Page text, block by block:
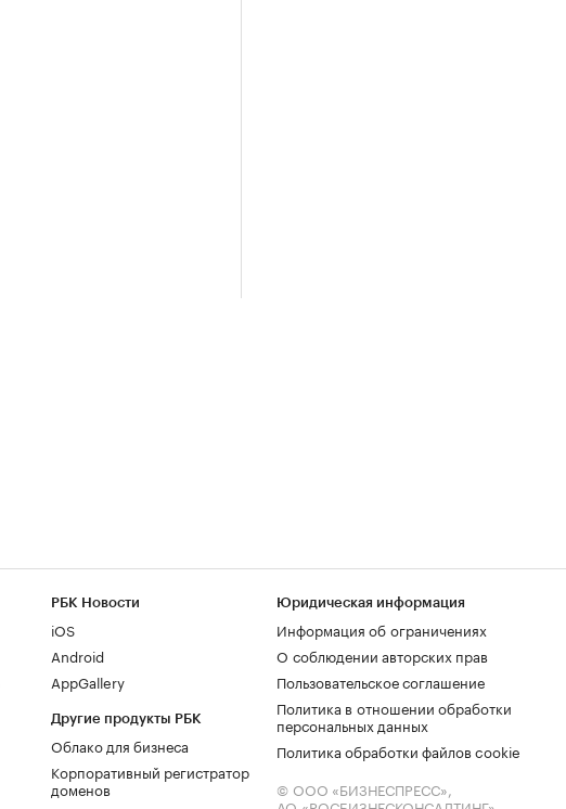
РБК Новости
iOS
Android
AppGallery
Другие продукты РБК
Облако для бизнеса
Корпоративный регистратор
доменов
Юридическая информация
Информация об ограничениях
О соблюдении авторских прав
Пользовательское соглашение
Политика в отношении обработки
персональных данных
Политика обработки файлов cookie
© ООО «БИЗНЕСПРЕСС»,